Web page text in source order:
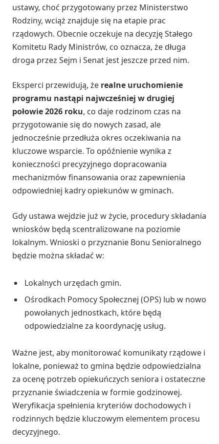
ustawy, choć przygotowany przez Ministerstwo
Rodziny, wciąż znajduje się na etapie prac
rządowych. Obecnie oczekuje na decyzję Stałego
Komitetu Rady Ministrów, co oznacza, że długa
droga przez Sejm i Senat jest jeszcze przed nim.
Eksperci przewidują, że realne uruchomienie
programu nastąpi najwcześniej w drugiej
połowie 2026 roku, co daje rodzinom czas na
przygotowanie się do nowych zasad, ale
jednocześnie przedłuża okres oczekiwania na
kluczowe wsparcie. To opóźnienie wynika z
konieczności precyzyjnego dopracowania
mechanizmów finansowania oraz zapewnienia
odpowiedniej kadry opiekunów w gminach.
Gdy ustawa wejdzie już w życie, procedury składania
wniosków będą scentralizowane na poziomie
lokalnym. Wnioski o przyznanie Bonu Senioralnego
będzie można składać w:
Lokalnych urzędach gmin.
Ośrodkach Pomocy Społecznej (OPS) lub w nowo
powołanych jednostkach, które będą
odpowiedzialne za koordynację usług.
Ważne jest, aby monitorować komunikaty rządowe i
lokalne, ponieważ to gmina będzie odpowiedzialna
za ocenę potrzeb opiekuńczych seniora i ostateczne
przyznanie świadczenia w formie godzinowej.
Weryfikacja spełnienia kryteriów dochodowych i
rodzinnych będzie kluczowym elementem procesu
decyzyjnego.